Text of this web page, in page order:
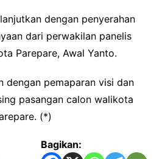
dengan penyerahan
dari perwakilan panelis
Parepare, Awal Yanto.
dengan pemaparan visi dan
pasangan calon walikota
(*)
Bagikan: